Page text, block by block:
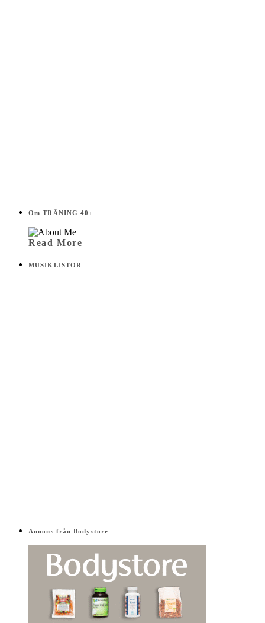
Om TRÄNING 40+
Read More
MUSIKLISTOR
Annons från Bodystore